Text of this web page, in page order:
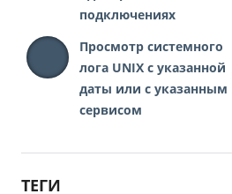
подключениях
Просмотр системного
лога UNIX с указанной
даты или с указанным
сервисом
ТЕГИ